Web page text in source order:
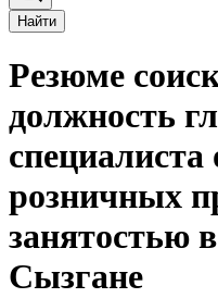
Найти
Резюме
должность
специалиста
розничных
занятостью
Сызгане